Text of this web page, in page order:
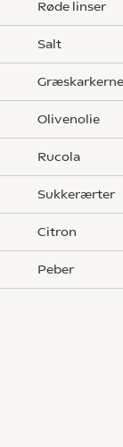
røde linser
salt
græskarkerne
olivenolie
rucola
sukkerærter
citron
peber